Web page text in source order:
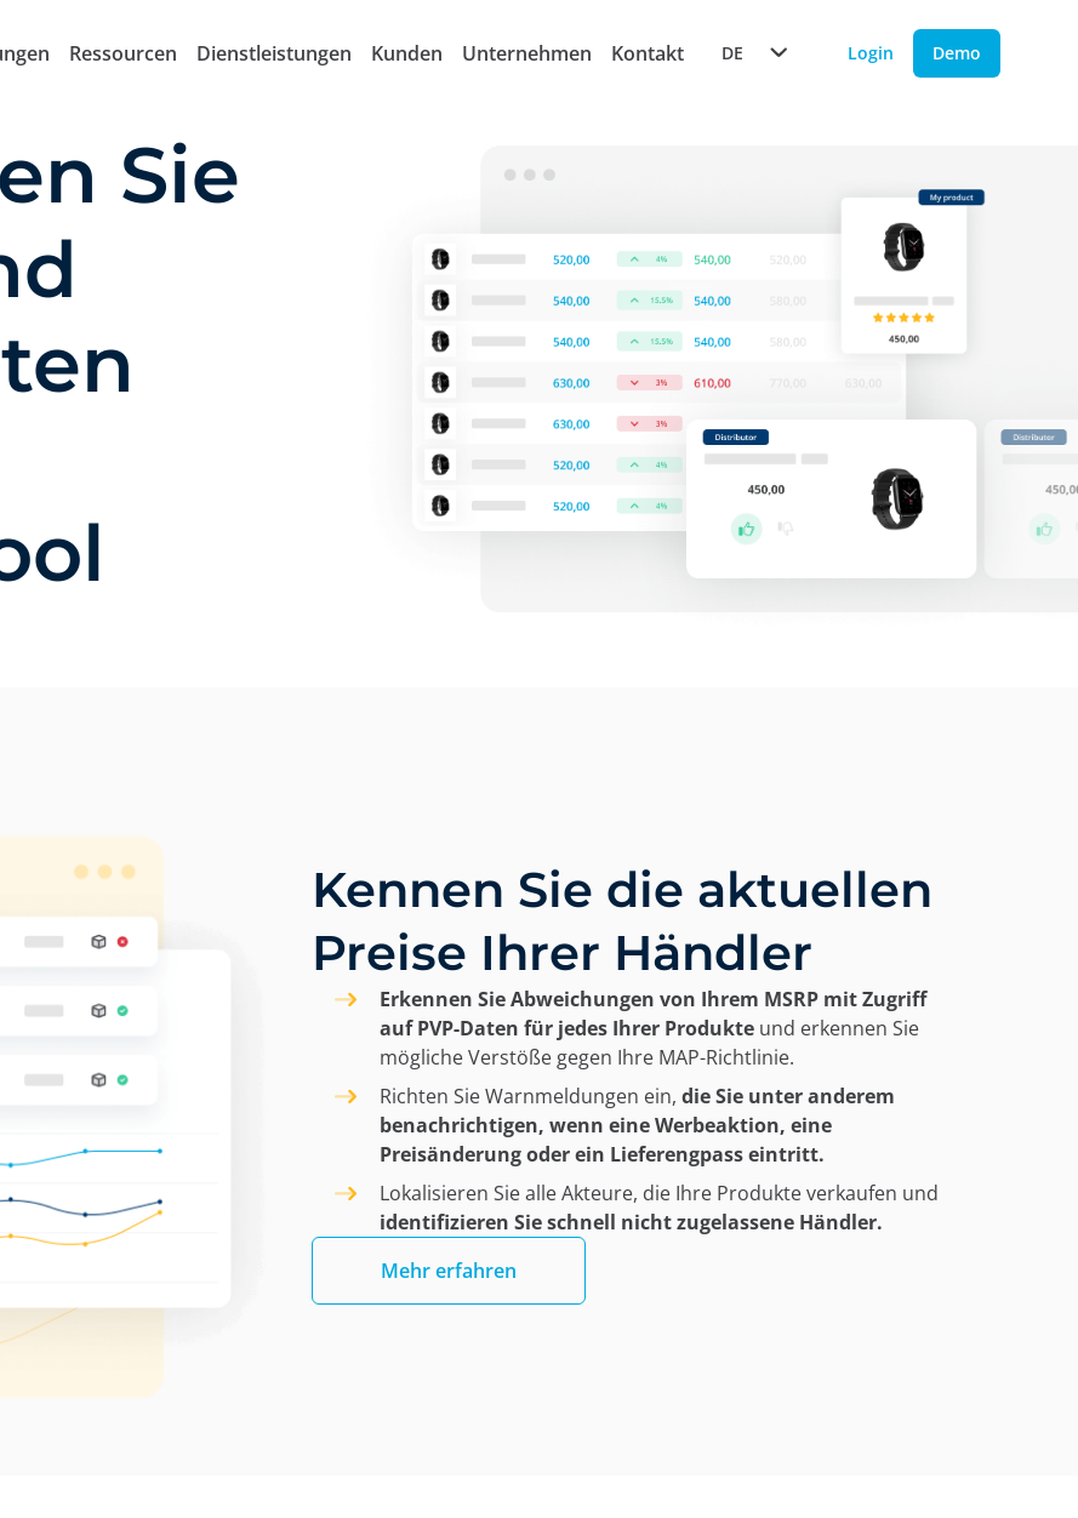
Ressourcen Dienstleistungen Kunden Unternehmen Kontakt DE Login Demo
Sie
Kennen Sie die aktuellen
Preise Ihrer Händler
Erkennen Sie Abweichungen von Ihrem MSRP mit Zugriff
auf PVP-Daten für jedes Ihrer Produkte und erkennen Sie
mögliche Verstöße gegen Ihre MAP-Richtlinie.
Richten Sie Warnmeldungen ein, die Sie unter anderem
benachrichtigen, wenn eine Werbeaktion, eine
Preisänderung oder ein Lieferengpass eintritt.
Lokalisieren Sie alle Akteure, die Ihre Produkte verkaufen und
identifizieren Sie schnell nicht zugelassene Händler.
Mehr erfahren